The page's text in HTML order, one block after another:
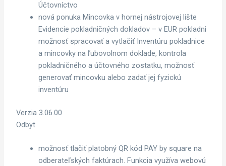
Účtovníctvo
nová ponuka Mincovka v hornej nástrojovej lište
Evidencie pokladničných dokladov – v EUR pokladni
možnosť spracovať a vytlačiť Inventúru pokladnice
a mincovky na ľubovolnom doklade, kontrola
pokladničného a účtovného zostatku, možnosť
generovať mincovku alebo zadať jej fyzickú
inventúru
Verzia 3.06.00
Odbyt
možnosť tlačiť platobný QR kód PAY by square na
odberateľských faktúrach. Funkcia využíva webovú